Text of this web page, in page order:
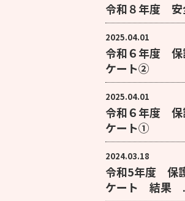
令和８年度 安
2025.04.01
令和６年度 保
ケート②
2025.04.01
令和６年度 保
ケート①
2024.03.18
令和5年度 保
ケート 結果